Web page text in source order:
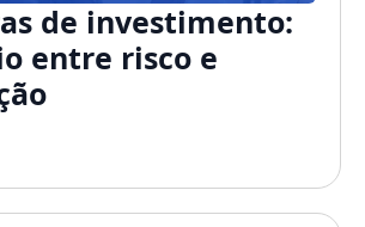
de investimento:
entre risco e